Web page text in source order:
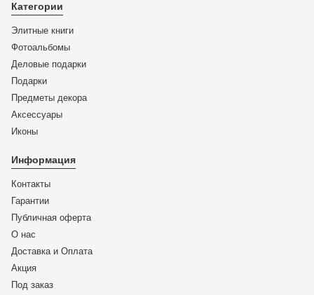
Категории
Элитные книги
Фотоальбомы
Деловые подарки
Подарки
Предметы декора
Аксессуары
Иконы
Информация
Контакты
Гарантии
Публичная оферта
О нас
Доставка и Оплата
Акция
Под заказ